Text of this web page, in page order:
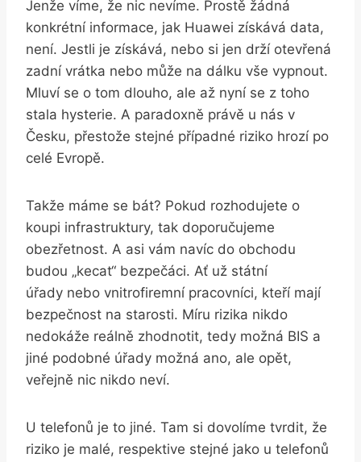
Jenže víme, že nic nevíme. Prostě žádná
konkrétní informace, jak Huawei získává data,
není. Jestli je získává, nebo si jen drží otevřená
zadní vrátka nebo může na dálku vše vypnout.
Mluví se o tom dlouho, ale až nyní se z toho
stala hysterie. A paradoxně právě u nás v
Česku, přestože stejné případné riziko hrozí po
celé Evropě.
Takže máme se bát? Pokud rozhodujete o
koupi infrastruktury, tak doporučujeme
obezřetnost. A asi vám navíc do obchodu
budou „kecat“ bezpečáci. Ať už státní
úřady nebo vnitrofiremní pracovníci, kteří mají
bezpečnost na starosti. Míru rizika nikdo
nedokáže reálně zhodnotit, tedy možná BIS a
jiné podobné úřady možná ano, ale opět,
veřejně nic nikdo neví.
U telefonů je to jiné. Tam si dovolíme tvrdit, že
riziko je malé, respektive stejné jako u telefonů